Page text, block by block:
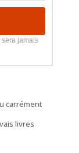
sera jamais
carrément
livres